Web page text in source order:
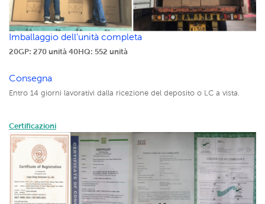
Imballaggio dell'unità completa
20GP: 270 unità 40HQ: 552 unità
Consegna
Entro 14 giorni lavorativi dalla ricezione del deposito o LC a vista.
Certificazioni